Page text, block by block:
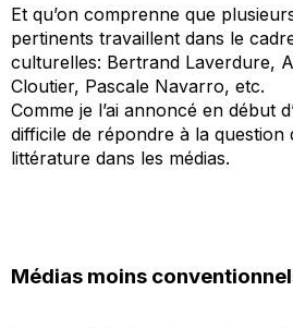
Et qu’on comprenne que
pertinents travaillent dans le
culturelles: Bertrand Laverdure,
Cloutier, Pascale Navarro, etc.
Comme je l’ai annoncé en début
difficile de répondre à la question
littérature dans les médias.
Médias moins